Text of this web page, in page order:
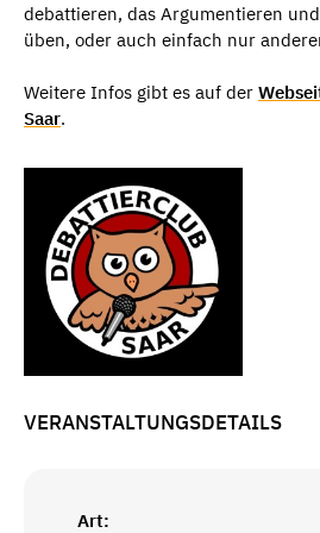
debattieren, das Argumentieren
üben, oder auch einfach nur
Weitere Infos gibt es auf der
Saar.
VERANSTALTUNGSDETAILS
Art: